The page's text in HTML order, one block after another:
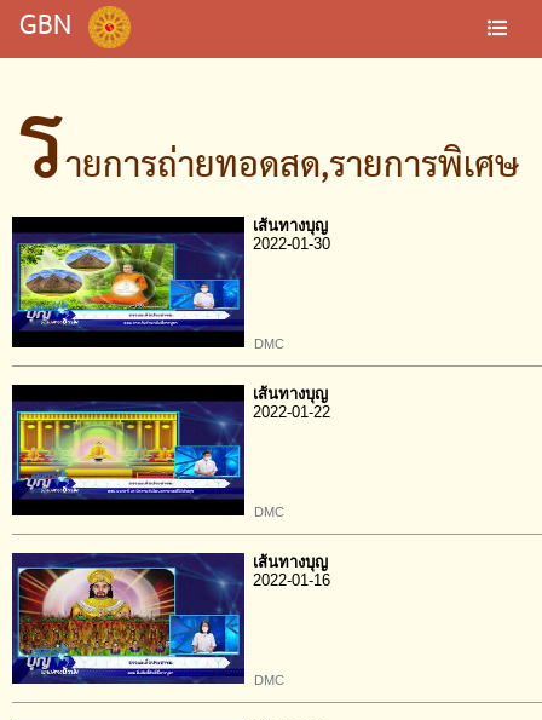
GBN
รายการถ่ายทอดสด,รายการพิเศษ
เส้นทางบุญ
2022-01-30
DMC
เส้นทางบุญ
2022-01-22
DMC
เส้นทางบุญ
2022-01-16
DMC